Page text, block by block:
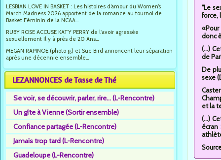
LESBIAN LOVE IN BASKET : Les histoires d’amour du Women’s
March Madness 2026 apportent de la romance au tournoi de
Basket Féminin de la NCAA...
RUBY ROSE ACCUSE KATY PERRY de l'avoir agressée
sexuellement Il y à près de 20 Ans...
MEGAN RAPINOE (photo g.) et Sue Bird annoncent leur séparation
après une décennie ensemble...
LEZANNONCES de Tasse de Thé
Se voir, se découvrir, parler, rire... (L-Rencontre)
Un gîte à Vienne (Sortir ensemble)
Confiance partagée (L-Rencontre)
Jamais trop tard (L-Rencontre)
Guadeloupe (L-Rencontre)
"Le
force,
donc
(...)
de
De
sexe
et la
(...)
écran